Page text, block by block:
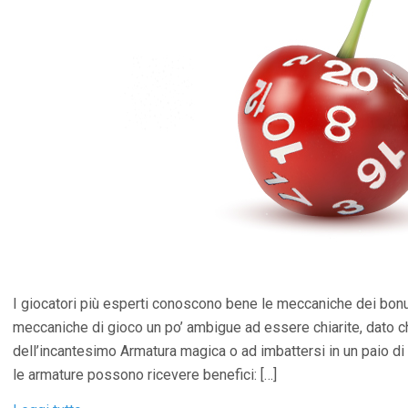
I giocatori più esperti conoscono bene le meccaniche dei
meccaniche di gioco un po’ ambigue ad essere chiarite, dato
dell’incantesimo Armatura magica o ad imbattersi in un paio
le armature possono ricevere benefici: […]